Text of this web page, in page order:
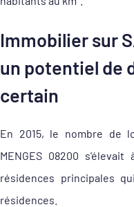
Immobilier sur
un potentiel de
certain
En 2015, le nombre de
MENGES 08200
résidences principales
résidences.